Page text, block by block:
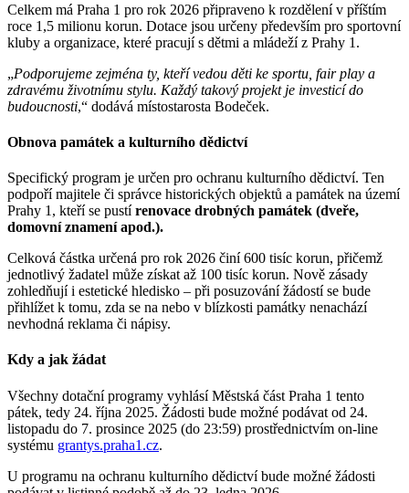
Celkem má Praha 1 pro rok 2026 připraveno k rozdělení v příštím
roce 1,5 milionu korun. Dotace jsou určeny především pro sportovní
kluby a organizace, které pracují s dětmi a mládeží z Prahy 1.
„Podporujeme zejména ty, kteří vedou děti ke sportu, fair play a
zdravému životnímu stylu. Každý takový projekt je investicí do
budoucnosti,“ dodává místostarosta Bodeček.
Obnova památek a kulturního dědictví
Specifický program je určen pro ochranu kulturního dědictví. Ten
podpoří majitele či správce historických objektů a památek na území
Prahy 1, kteří se pustírenovace drobných památek (dveře,
domovní znamení apod.).
Celková částka určená pro rok 2026 činí 600 tisíc korun, přičemž
jednotlivý žadatel může získat až 100 tisíc korun. Nově zásady
zohledňují i estetické hledisko – při posuzování žádostí se bude
přihlížet k tomu, zda se na nebo v blízkosti památky nenachází
nevhodná reklama či nápisy.
Kdy a jak žádat
Všechny dotační programy vyhlásí Městská část Praha 1 tento
pátek, tedy 24. října 2025. Žádosti bude možné podávat od 24.
listopadu do 7. prosince 2025 (do 23:59) prostřednictvím on-line
systému grantys.praha1.cz.
U programu na ochranu kulturního dědictví bude možné žádosti